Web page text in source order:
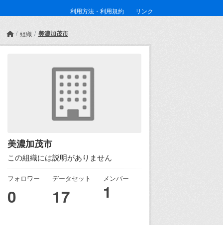
利用方法・利用規約 リンク
組織 美濃加茂市
美濃加茂市
この組織には説明がありません
フォロワー
0
データセット
17
メンバー
1